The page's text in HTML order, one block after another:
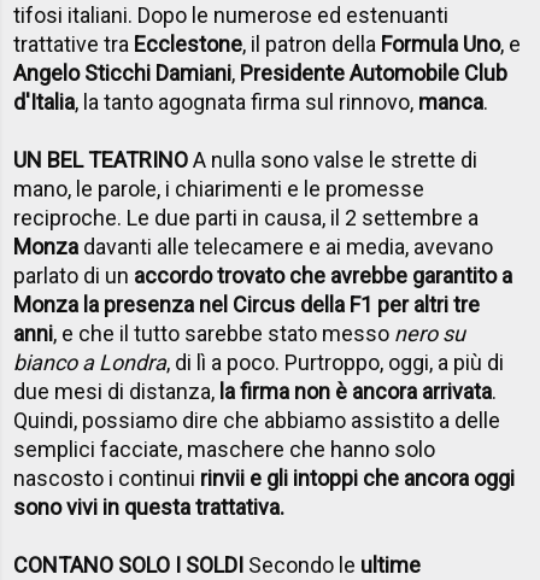
tifosi italiani. Dopo le numerose ed estenuanti
trattative tra Ecclestone, il patron della Formula Uno, e
Angelo Sticchi Damiani, Presidente Automobile Club
d'Italia, la tanto agognata firma sul rinnovo, manca.
UN BEL TEATRINOA nulla sono valse le strette di
mano, le parole, i chiarimenti e le promesse
reciproche. Le due parti in causa, il 2 settembre a
Monza davanti alle telecamere e ai media, avevano
parlato di un accordo trovato che avrebbe garantito a
Monza la presenza nel Circus della F1 per altri tre
anni, e che il tutto sarebbe stato messo nero su
bianco a Londra, di lì a poco. Purtroppo, oggi, a più di
due mesi di distanza, la firma non è ancora arrivata.
Quindi, possiamo dire che abbiamo assistito a delle
semplici facciate, maschere che hanno solo
nascosto i continui rinvii e gli intoppi che ancora oggi
sono vivi in questa trattativa.
CONTANO SOLO I SOLDI Secondo le ultime